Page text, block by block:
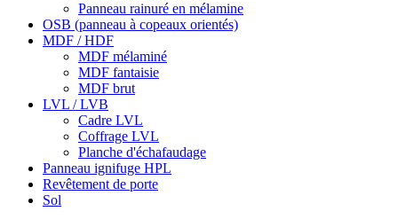
Panneau rainuré en mélamine
OSB (panneau à copeaux orientés)
MDF / HDF
MDF mélaminé
MDF fantaisie
MDF brut
LVL / LVB
Cadre LVL
Coffrage LVL
Planche d'échafaudage
Panneau ignifuge HPL
Revêtement de porte
Sol